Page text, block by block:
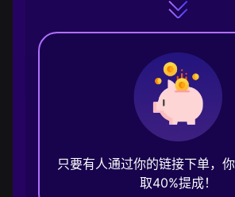
只要有人通过你的链接下单，
取40%提成！